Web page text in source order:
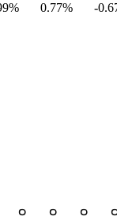
0.77% -
。。。